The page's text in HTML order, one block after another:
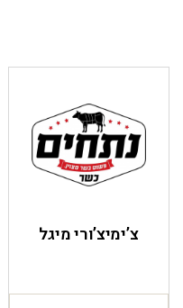
צ’ימיצ’ורי מיגל